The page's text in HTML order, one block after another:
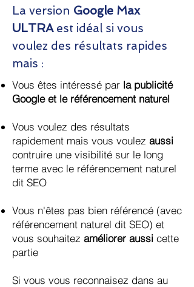
La version Google Max
ULTRAest idéal si vous
voulez des résultats rapides
mais :
Vous êtes intéressé par la publicité
Google et le référencement naturel
Vous voulez des résultats
rapidement mais vous voulez aussi
contruire une visibilité sur le long
terme avec le référencement naturel
dit SEO
Vous n'êtes pas bien référencé (avec
référencement naturel dit SEO) et
vous souhaitez améliorer aussi cette
partie
Si vous vous reconnaisez dans au